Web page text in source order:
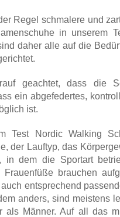
Regel schmalere und
in unserem
daher alle auf die
geachtet, dass die
ein abgefedertes,
ist.
Test Nordic Walking
der Lauftyp, das
in dem die Sportart
Frauenfüße brauchen
entsprechend
anders, sind meistens
als Männer. Auf all das